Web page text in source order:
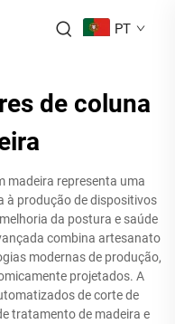
PT
de coluna
madeira representa uma
à produção de dispositivos
da postura e saúde
combina artesanato
modernas de produção,
projetados. A
de corte de
tratamento de madeira e